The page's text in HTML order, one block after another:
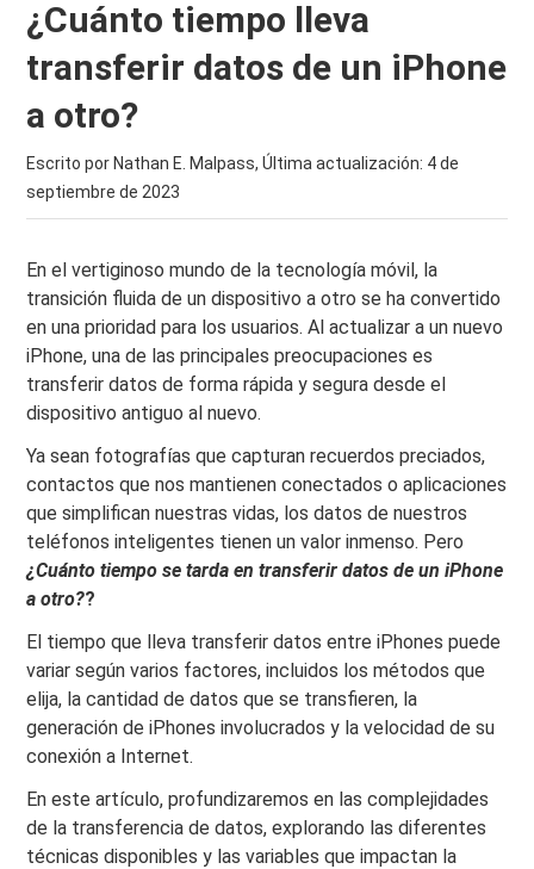
¿Cuánto tiempo lleva
transferir datos de un iPhone
a otro?
Escrito por Nathan E. Malpass, Última actualización: 4 de
septiembre de 2023
En el vertiginoso mundo de la tecnología móvil, la
transición fluida de un dispositivo a otro se ha convertido
en una prioridad para los usuarios. Al actualizar a un nuevo
iPhone, una de las principales preocupaciones es
transferir datos de forma rápida y segura desde el
dispositivo antiguo al nuevo.
Ya sean fotografías que capturan recuerdos preciados,
contactos que nos mantienen conectados o aplicaciones
que simplifican nuestras vidas, los datos de nuestros
teléfonos inteligentes tienen un valor inmenso. Pero
¿Cuánto tiempo se tarda en transferir datos de un iPhone
a otro??
El tiempo que lleva transferir datos entre iPhones puede
variar según varios factores, incluidos los métodos que
elija, la cantidad de datos que se transfieren, la
generación de iPhones involucrados y la velocidad de su
conexión a Internet.
En este artículo, profundizaremos en las complejidades
de la transferencia de datos, explorando las diferentes
técnicas disponibles y las variables que impactan la